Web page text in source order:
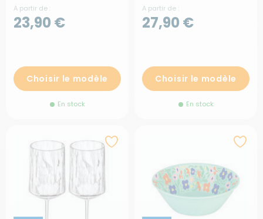
A partir de :
23,90 €
Choisir le modèle
En stock
A partir de :
27,90 €
Choisir le modèle
En stock